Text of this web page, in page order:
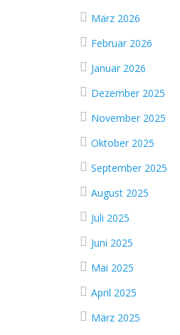
März 2026
Februar 2026
Januar 2026
Dezember 2025
November 2025
Oktober 2025
September 2025
August 2025
Juli 2025
Juni 2025
Mai 2025
April 2025
März 2025